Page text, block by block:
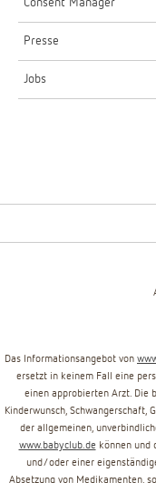
Presse
Jobs
Das Informationsangebot von
ersetzt in keinem Fall eine
einen approbierten Arzt. Die
Kinderwunsch, Schwangerschaft,
der allgemeinen,
www.babyclub.de können und
und/oder einer
Absetzung von Medikamenten,